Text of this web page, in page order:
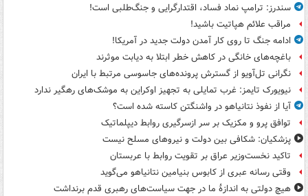
سندرز: ترامپ نماد فساد، اقتدارگرایی و جنگ‌طلبی است!
مراقب علائم هپاتیت باشید!
ادامه جنگ تا روی کار آمدن دولت جدید در آمریکا!
باغچه‌های خانگی در کاهش خطر ابتلا به دیابت موثرند
نگرانی تل‌آویو از گسترش پرونده‌های جاسوسی مرتبط با ایران
نیویورک تایمز: غرب تمایلی به تجهیز اوکراین به موشک‌های رهگیر ندارد
آیا از نفوذ نتانیاهو در واشنگتن کاسته شده است؟
توافق پرو و مکزیک بر سر ازسرگیری روابط دیپلماتیک
پزشکیان: شکافی بین دولت و نیروهای مسلح نیست
تاکید نخست‌وزیر عراق بر تقویت روابط با عربستان
وقتی رسانه عبری از کابوس بنیامین نتانیاهو می‌گوید
هیچ دولتی به اندازۀ ما در جهت سیاست‌های رهبری قدم برنداشت